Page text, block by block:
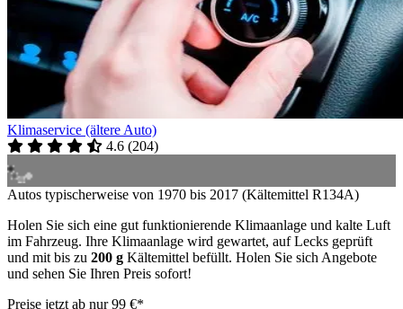
Klimaservice (ältere Auto)
4.6 (204)
Autos typischerweise von 1970 bis 2017 (Kältemittel R134A)
Holen Sie sich eine gut funktionierende Klimaanlage und kalte Luft
im Fahrzeug. Ihre Klimaanlage wird gewartet, auf Lecks geprüft
und mit bis zu 200 g Kältemittel befüllt. Holen Sie sich Angebote
und sehen Sie Ihren Preis sofort!
Preise jetzt ab nur 99 €*